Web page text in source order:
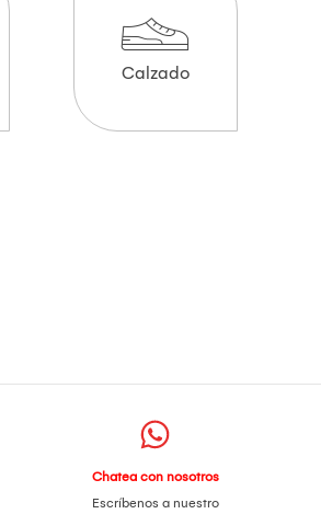
Calzado
Chatea con nosotros
Escríbenos a nuestro